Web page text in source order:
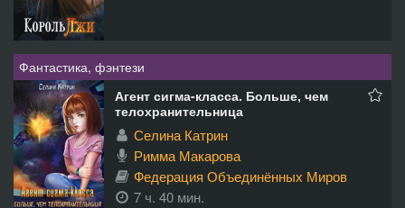
Фантастика, фэнтези
Агент сигма-класса. Больше, чем
телохранительница
Селина Катрин
Римма Макарова
Федерация Объединённых Миров
7 ч. 40 мин.